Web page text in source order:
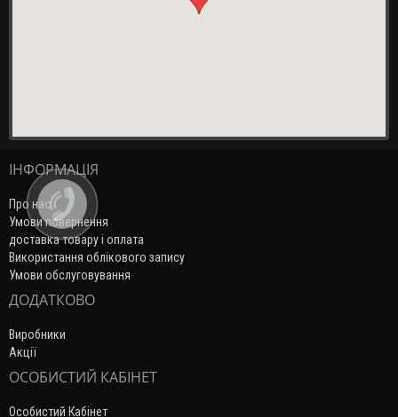
ІНФОРМАЦІЯ
Про нас
Умови повернення
доставка товару і оплата
Використання облікового запису
Умови обслуговування
ДОДАТКОВО
Виробники
Акції
ОСОБИСТИЙ КАБІНЕТ
Особистий Кабінет